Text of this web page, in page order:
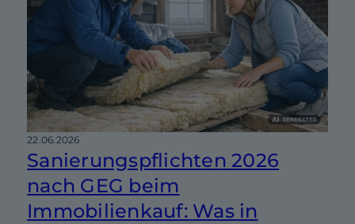
22.06.2026
Sanierungspflichten 2026
nach GEG beim
Immobilienkauf: Was in